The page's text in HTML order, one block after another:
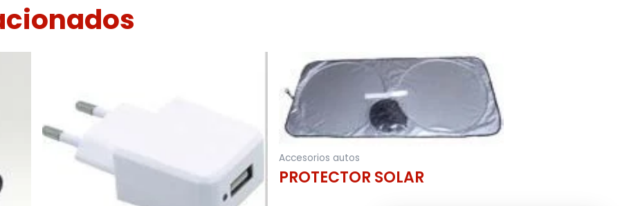
Accesorios autos
PROTECTOR SOLAR